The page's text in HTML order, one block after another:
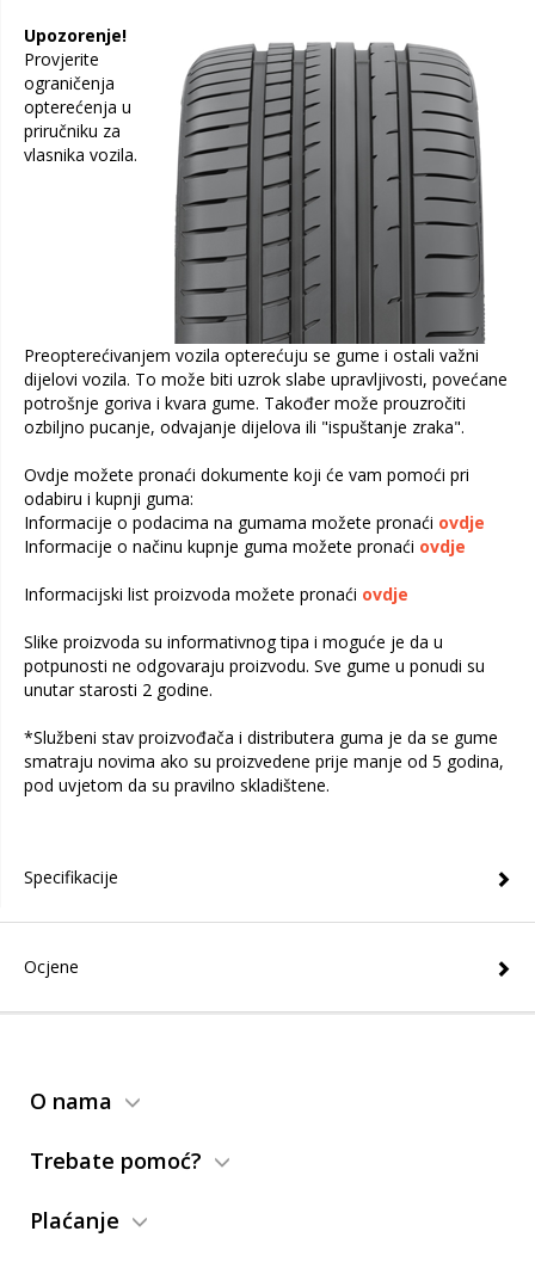
Upozorenje!
Provjerite
ograničenja
opterećenja u
priručniku za
vlasnika vozila.
Preopterećivanjem vozila opterećuju se gume i ostali važni
dijelovi vozila. To može biti uzrok slabe upravljivosti, povećane
potrošnje goriva i kvara gume. Također može prouzročiti
ozbiljno pucanje, odvajanje dijelova ili "ispuštanje zraka".
Ovdje možete pronaći dokumente koji će vam pomoći pri
odabiru i kupnji guma:
Informacije o podacima na gumama možete pronaći ovdje
Informacije o načinu kupnje guma možete pronaći ovdje
Informacijski list proizvoda možete pronaći ovdje
Slike proizvoda su informativnog tipa i moguće je da u
potpunosti ne odgovaraju proizvodu. Sve gume u ponudi su
unutar starosti 2 godine.
*Službeni stav proizvođača i distributera guma je da se gume
smatraju novima ako su proizvedene prije manje od 5 godina,
pod uvjetom da su pravilno skladištene.
Specifikacije
Ocjene
O nama
Trebate pomoć?
Plaćanje